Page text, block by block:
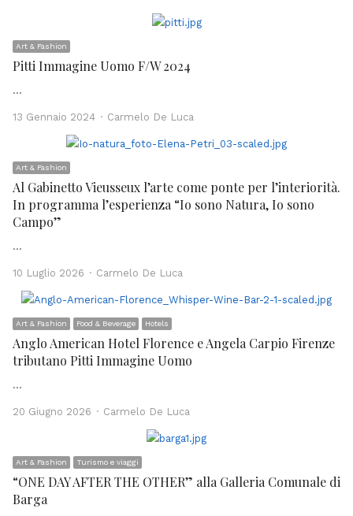
Art & Fashion
Pitti Immagine Uomo F/W 2024
…
13 Gennaio 2024 Author
Carmelo De Luca
Art & Fashion
Al Gabinetto Vieusseux l’arte come ponte per l’interiorità.
In programma l’esperienza “Io sono Natura, Io sono
Campo”
…
10 Luglio 2026 Author
Carmelo De Luca
Art & Fashion Food & Beverage Hotels
Anglo American Hotel Florence e Angela Carpio Firenze
tributano Pitti Immagine Uomo
…
20 Giugno 2026 Author
Carmelo De Luca
Art & Fashion Turismo e viaggi
“ONE DAY AFTER THE OTHER” alla Galleria Comunale di
Barga